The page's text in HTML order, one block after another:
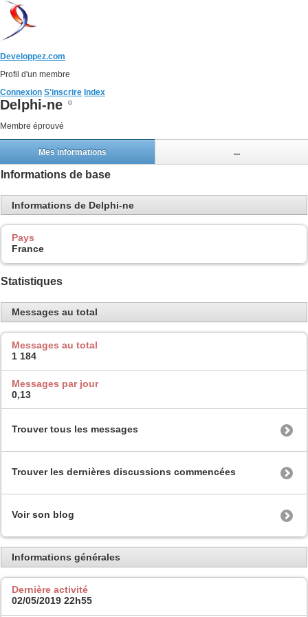
Developpez.com
Profil d'un membre
Connexion S'inscrire Index
Delphi-ne
Membre éprouvé
Mes informations ...
Informations de base
Informations de Delphi-ne
Pays
France
Statistiques
Messages au total
Messages au total
1 184
Messages par jour
0,13
Trouver tous les messages
Trouver les dernières discussions commencées
Voir son blog
Informations générales
Dernière activité
02/05/2019 22h55